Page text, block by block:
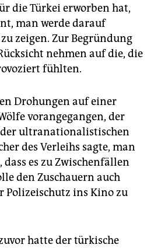
die Türkei erworben hat,
man werde darauf
zeigen. Zur Begründung
nehmen auf die, die
fühlten.
Drohungen auf einer
vorangegangen, der
ultranationalistischen
des Verleihs sagte, man
es zu Zwischenfällen
den Zuschauern auch
ins Kino zu
hatte der türkische